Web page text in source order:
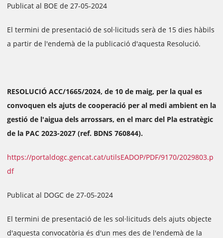
Publicat al BOE de 27-05-2024
El termini de presentació de sol·licituds serà de 15 dies hàbils
a partir de l'endemà de la publicació d'aquesta Resolució.
RESOLUCIÓ ACC/1665/2024, de 10 de maig, per la qual es
convoquen els ajuts de cooperació per al medi ambient en la
gestió de l'aigua dels arrossars, en el marc del Pla estratègic
de la PAC 2023-2027 (ref. BDNS 760844).
https://portaldogc.gencat.cat/utilsEADOP/PDF/9170/2029803.p
df
Publicat al DOGC de 27-05-2024
El termini de presentació de les sol·licituds dels ajuts objecte
d'aquesta convocatòria és d'un mes des de l'endemà de la